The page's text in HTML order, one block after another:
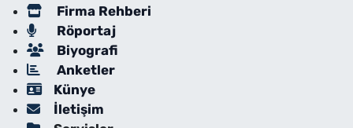
Firma Rehberi
Röportaj
Biyografi
Anketler
Künye
İletişim